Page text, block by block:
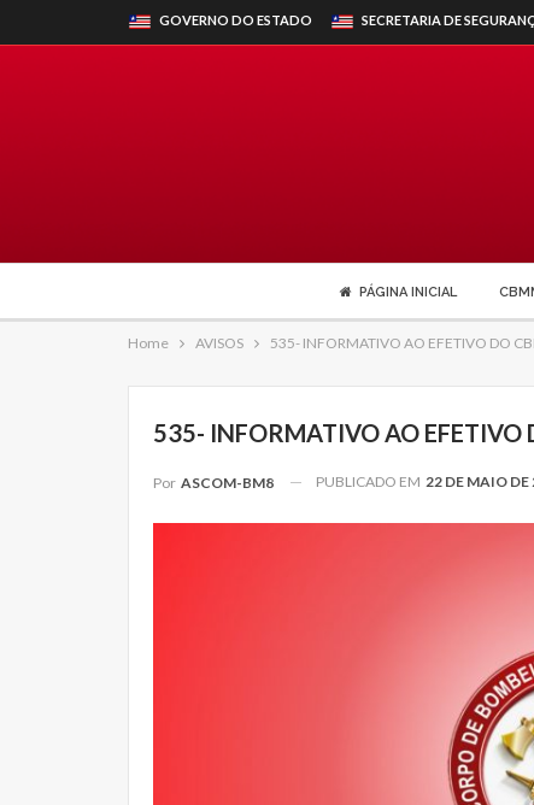
GOVERNO DO ESTADO SECRETARIA DE
PÁGINA INICIAL
Home AVISOS 535- INFORMATIVO AO EFETIVO DO
535- INFORMATIVO AO EFETIVO
Por ASCOM-BM8 PUBLICADO EM 22 DE MAIO DE